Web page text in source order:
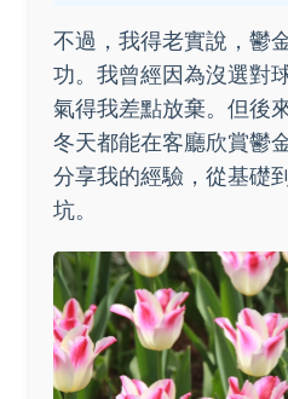
不過，我得老實說，鬱
功。我曾經因為沒選對
氣得我差點放棄。但後
冬天都能在客廳欣賞鬱
分享我的經驗，從基礎
坑。